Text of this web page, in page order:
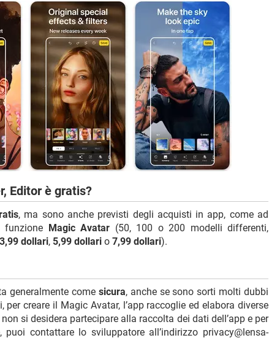
Editor è gratis?
, ma sono anche previsti degli acquisti in app, come ad
funzione Magic Avatar (50, 100 o 200 modelli differenti,
3,99 dollari, 5,99 dollari o 7,99 dollari).
generalmente come sicura, anche se sono sorti molti dubbi
per creare il Magic Avatar, l’app raccoglie ed elabora diverse
si desidera partecipare alla raccolta dei dati dell’app e per
puoi contattare lo sviluppatore all’indirizzo privacy@lensa-